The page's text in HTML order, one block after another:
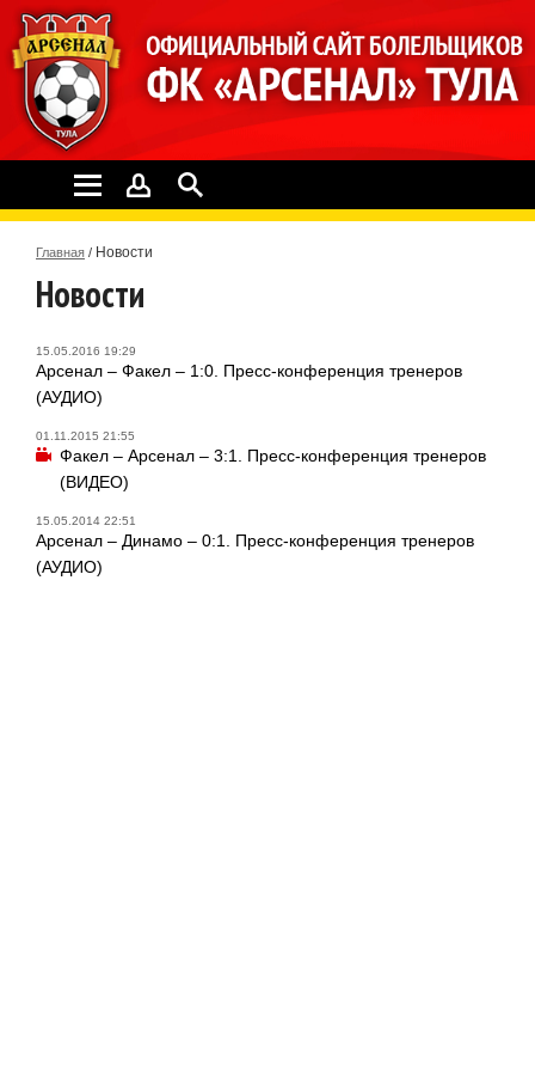
Главная / Новости
Новости
15.05.2016 19:29
Арсенал – Факел – 1:0. Пресс-конференция тренеров
(АУДИО)
01.11.2015 21:55
Факел – Арсенал – 3:1. Пресс-конференция тренеров
(ВИДЕО)
15.05.2014 22:51
Арсенал – Динамо – 0:1. Пресс-конференция тренеров
(АУДИО)